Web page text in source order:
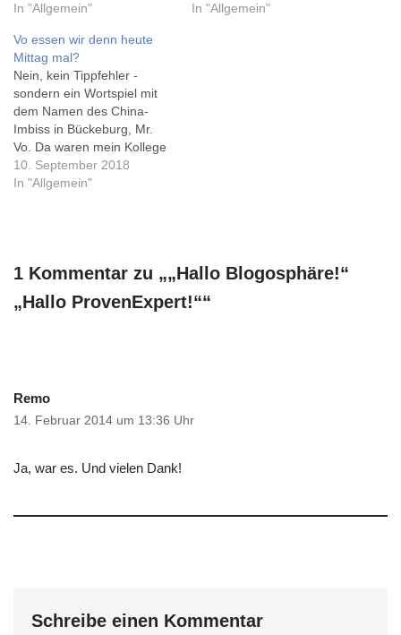
mal sehen, ob das klappt.
es wieder kälter (was
eigentlich auch prima ist im
Winter), dennoch habe ich
eine Neujahrsrunde auf
dem…
In "Allgemein"
einen Rechenfehler
In "Allgemein"
Vo essen wir denn heute
Mittag mal?
Nein, kein Tippfehler -
sondern ein Wortspiel mit
dem Namen des China-
Imbiss in Bückeburg, Mr.
Vo. Da waren mein Kollege
Nick und ich heute -
zumindest ich war dort
'Hallo, auch wieder da?'…
10. September 2018
In "Allgemein"
1 Kommentar zu „„Hallo Blogosphäre!“
„Hallo ProvenExpert!““
Remo
14. Februar 2014 um 13:36 Uhr
Ja, war es. Und vielen Dank!
Schreibe einen Kommentar